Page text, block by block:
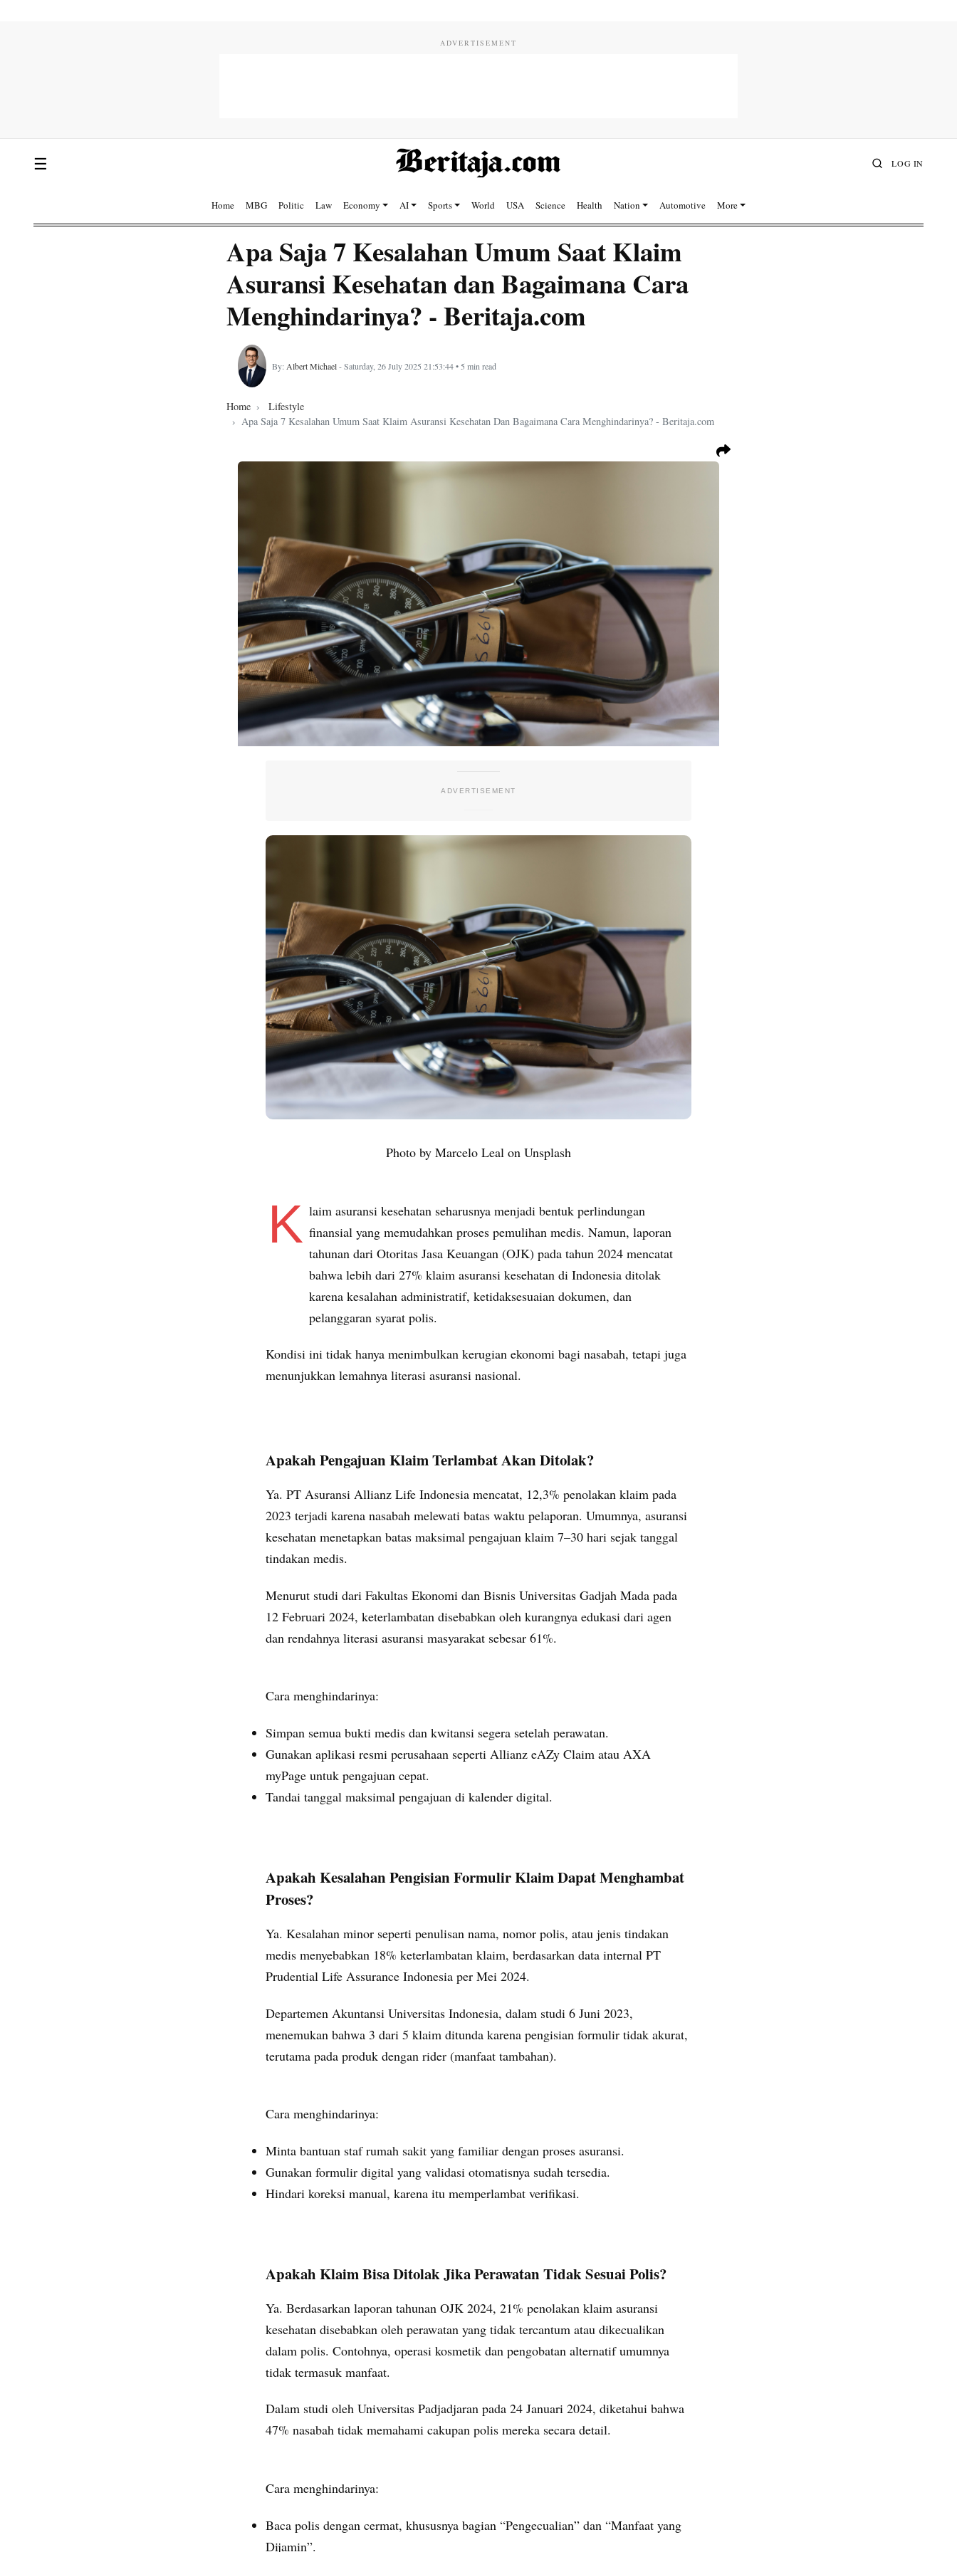
☰ LOG IN
Home MBG Politic Law Economy AI Sports World USA Science Health Nation Automotive More
Apa Saja 7 Kesalahan Umum Saat Klaim
Asuransi Kesehatan dan Bagaimana Cara
Menghindarinya? - Beritaja.com
By: Albert Michael- Saturday, 26 July 2025 21:53:44 • 5 min read
Home
Lifestyle
Apa Saja 7 Kesalahan Umum Saat Klaim Asuransi Kesehatan Dan Bagaimana Cara Menghindarinya? - Beritaja.com
Photo by Marcelo Leal on Unsplash
K laim asuransi kesehatan seharusnya menjadi bentuk perlindungan
finansial yang memudahkan proses pemulihan medis. Namun, laporan
tahunan dari Otoritas Jasa Keuangan (OJK) pada tahun 2024 mencatat
bahwa lebih dari 27% klaim asuransi kesehatan di Indonesia ditolak
karena kesalahan administratif, ketidaksesuaian dokumen, dan
pelanggaran syarat polis.
Kondisi ini tidak hanya menimbulkan kerugian ekonomi bagi nasabah, tetapi juga
menunjukkan lemahnya literasi asuransi nasional.
Apakah Pengajuan Klaim Terlambat Akan Ditolak?
Ya. PT Asuransi Allianz Life Indonesia mencatat, 12,3% penolakan klaim pada
2023 terjadi karena nasabah melewati batas waktu pelaporan. Umumnya, asuransi
kesehatan menetapkan batas maksimal pengajuan klaim 7–30 hari sejak tanggal
tindakan medis.
Menurut studi dari Fakultas Ekonomi dan Bisnis Universitas Gadjah Mada pada
12 Februari 2024, keterlambatan disebabkan oleh kurangnya edukasi dari agen
dan rendahnya literasi asuransi masyarakat sebesar 61%.
Cara menghindarinya:
Simpan semua bukti medis dan kwitansi segera setelah perawatan.
Gunakan aplikasi resmi perusahaan seperti Allianz eAZy Claim atau AXA
myPage untuk pengajuan cepat.
Tandai tanggal maksimal pengajuan di kalender digital.
Apakah Kesalahan Pengisian Formulir Klaim Dapat Menghambat
Proses?
Ya. Kesalahan minor seperti penulisan nama, nomor polis, atau jenis tindakan
medis menyebabkan 18% keterlambatan klaim, berdasarkan data internal PT
Prudential Life Assurance Indonesia per Mei 2024.
Departemen Akuntansi Universitas Indonesia, dalam studi 6 Juni 2023,
menemukan bahwa 3 dari 5 klaim ditunda karena pengisian formulir tidak akurat,
terutama pada produk dengan rider (manfaat tambahan).
Cara menghindarinya:
Minta bantuan staf rumah sakit yang familiar dengan proses asuransi.
Gunakan formulir digital yang validasi otomatisnya sudah tersedia.
Hindari koreksi manual, karena itu memperlambat verifikasi.
Apakah Klaim Bisa Ditolak Jika Perawatan Tidak Sesuai Polis?
Ya. Berdasarkan laporan tahunan OJK 2024, 21% penolakan klaim asuransi
kesehatan disebabkan oleh perawatan yang tidak tercantum atau dikecualikan
dalam polis. Contohnya, operasi kosmetik dan pengobatan alternatif umumnya
tidak termasuk manfaat.
Dalam studi oleh Universitas Padjadjaran pada 24 Januari 2024, diketahui bahwa
47% nasabah tidak memahami cakupan polis mereka secara detail.
Cara menghindarinya:
Baca polis dengan cermat, khususnya bagian “Pengecualian” dan “Manfaat yang
Dijamin”.